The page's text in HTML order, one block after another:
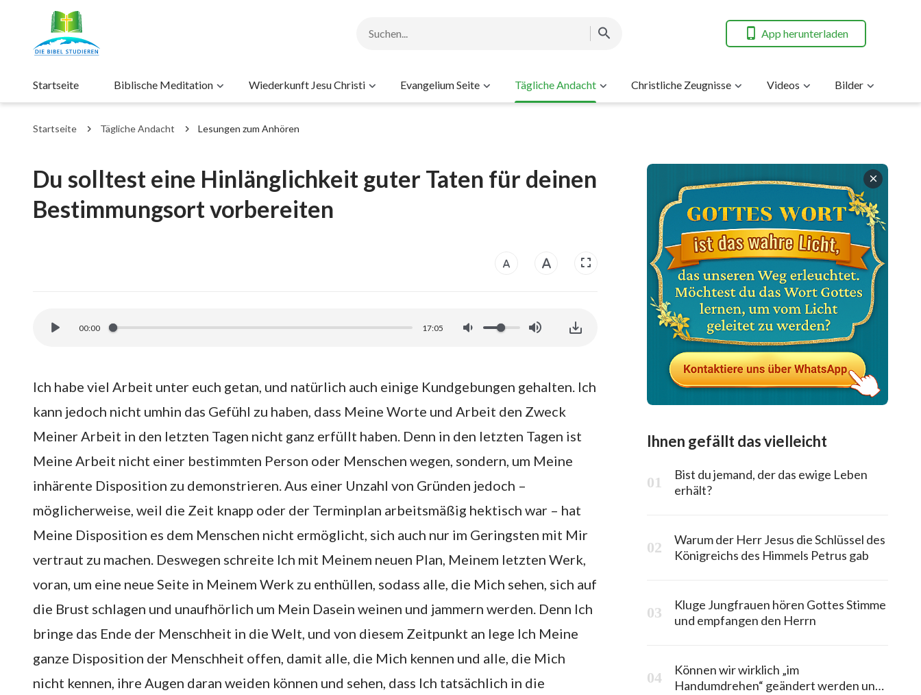
App herunterladen
Startseite Biblische Meditation Wiederkunft Jesu Christi Evangelium Seite Tägliche Andacht Christliche Zeugnisse Videos Bilder
Startseite Tägliche Andacht Lesungen zum Anhören
Du solltest eine Hinlänglichkeit guter Taten für deinen
Bestimmungsort vorbereiten
00:00 17:05
Ich habe viel Arbeit unter euch getan, und natürlich auch einige Kundgebungen gehalten. Ich
kann jedoch nicht umhin das Gefühl zu haben, dass Meine Worte und Arbeit den Zweck
Meiner Arbeit in den letzten Tagen nicht ganz erfüllt haben. Denn in den letzten Tagen ist
Meine Arbeit nicht einer bestimmten Person oder Menschen wegen, sondern, um Meine
inhärente Disposition zu demonstrieren. Aus einer Unzahl von Gründen jedoch –
möglicherweise, weil die Zeit knapp oder der Terminplan arbeitsmäßig hektisch war – hat
Meine Disposition es dem Menschen nicht ermöglicht, sich auch nur im Geringsten mit Mir
vertraut zu machen. Deswegen schreite Ich mit Meinem neuen Plan, Meinem letzten Werk,
voran, um eine neue Seite in Meinem Werk zu enthüllen, sodass alle, die Mich sehen, sich auf
die Brust schlagen und unaufhörlich um Mein Dasein weinen und jammern werden. Denn Ich
bringe das Ende der Menschheit in die Welt, und von diesem Zeitpunkt an lege Ich Meine
ganze Disposition der Menschheit offen, damit alle, die Mich kennen und alle, die Mich
nicht kennen, ihre Augen daran weiden können und sehen, dass Ich tatsächlich in die
Ihnen gefällt das vielleicht
Bist du jemand, der das ewige Leben
erhält?
Warum der Herr Jesus die Schlüssel des
Königreichs des Himmels Petrus gab
Kluge Jungfrauen hören Gottes Stimme
und empfangen den Herrn
Können wir wirklich „im
Handumdrehen“ geändert werden und